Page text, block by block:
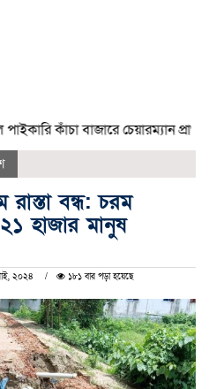
বাজারে চেয়ারম্যান প্রার্থী
রাস্তা বন্ধ: চরম
হাজার মানুষ
২০২৪ ১৮১ বার পড়া হয়েছে